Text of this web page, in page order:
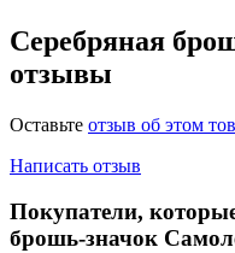
Серебряная
отзывы
Оставьте отзыв об этом
Написать отзыв
Покупатели,
брошь-значок